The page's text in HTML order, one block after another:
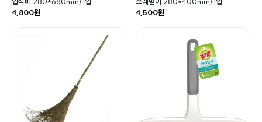
4,800원
4,500원